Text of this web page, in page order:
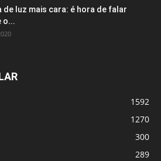
de luz mais cara: é hora de falar
o...
1592
1270
300
289